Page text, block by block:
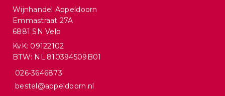
Wijnhandel Appeldoorn
Emmastraat 27A
6881 SN Velp
KvK: 09122102
BTW: NL.810394509B01
026-3646873
bestel@appeldoorn.nl